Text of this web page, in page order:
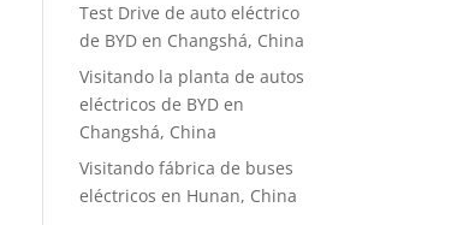
Test Drive de auto eléctrico
de BYD en Changshá, China
Visitando la planta de autos
eléctricos de BYD en
Changshá, China
Visitando fábrica de buses
eléctricos en Hunan, China